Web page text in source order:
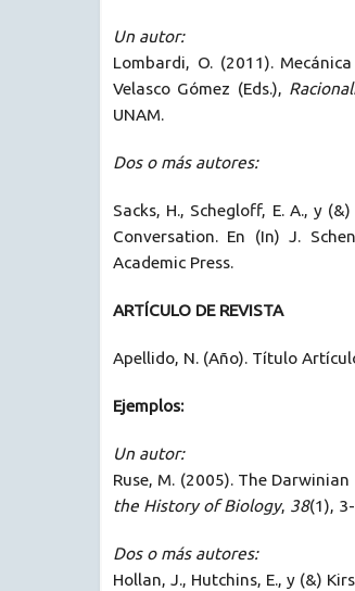
Un autor:
Lombardi, O. (2011).
Velasco Gómez (Eds.),
UNAM.
Dos o más autores:
Sacks, H., Schegloff, E. A., y
Conversation. En (In) J.
Academic Press.
ARTÍCULO DE REVISTA
Apellido, N. (Año). Título
Ejemplos:
Un autor:
Ruse, M. (2005). The
the History of Biology, 38(1),
Dos o más autores:
Hollan, J., Hutchins, E., y (&)